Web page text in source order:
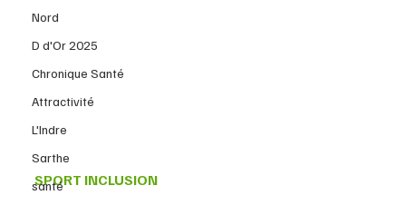
Nord
D d'Or 2025
Chronique Santé
Attractivité
L'Indre
Sarthe
santé
SPORT INCLUSION